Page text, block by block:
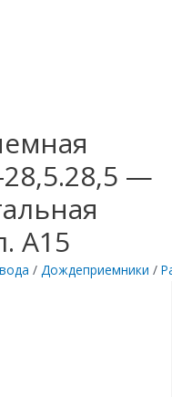
—
А15
/ Дождеприемники /